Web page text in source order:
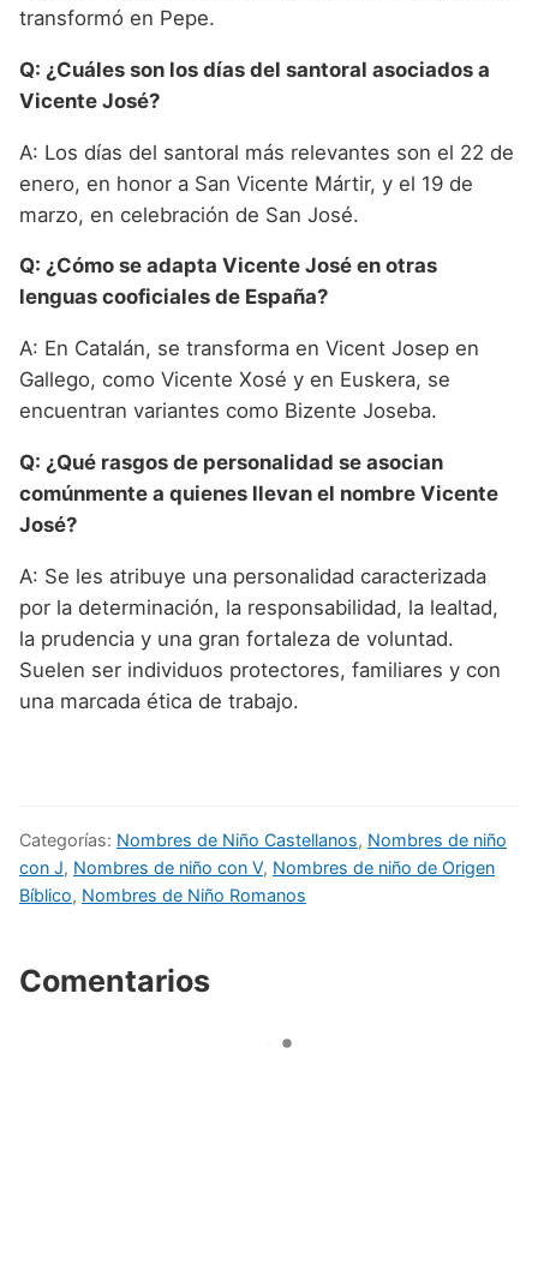
transformó en Pepe.
Q: ¿Cuáles son los días del santoral asociados a
Vicente José?
A: Los días del santoral más relevantes son el 22 de
enero, en honor a San Vicente Mártir, y el 19 de
marzo, en celebración de San José.
Q: ¿Cómo se adapta Vicente José en otras
lenguas cooficiales de España?
A: En Catalán, se transforma en Vicent Josep en
Gallego, como Vicente Xosé y en Euskera, se
encuentran variantes como Bizente Joseba.
Q: ¿Qué rasgos de personalidad se asocian
comúnmente a quienes llevan el nombre Vicente
José?
A: Se les atribuye una personalidad caracterizada
por la determinación, la responsabilidad, la lealtad,
la prudencia y una gran fortaleza de voluntad.
Suelen ser individuos protectores, familiares y con
una marcada ética de trabajo.
Categorías: Nombres de Niño Castellanos, Nombres de niño
con J, Nombres de niño con V, Nombres de niño de Origen
Bíblico, Nombres de Niño Romanos
Comentarios